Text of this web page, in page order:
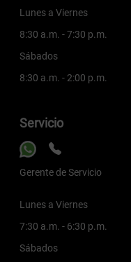
Lunes a Viernes
8:30 a.m. - 7:30 p.m.
Sábados
8:30 a.m. - 2:00 p.m.
Servicio
Gerente de Servicio
Lunes a Viernes
7:30 a.m. - 6:30 p.m.
Sábados